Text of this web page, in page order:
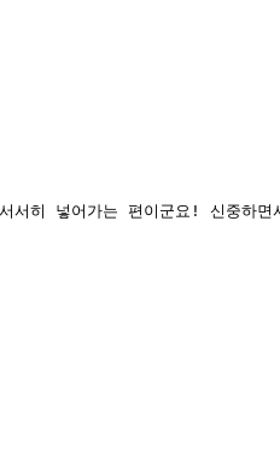
서히 넣어가는 편이군요! 신중하